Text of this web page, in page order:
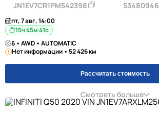
JN1EV7CR1PM542398 53480946
пт, 7 авг, 14:00
15ч 45м 40с
6 • AWD • AUTOMATIC
Нет информации • 52 426 км
Рассчитать стоимость
Смотреть больше